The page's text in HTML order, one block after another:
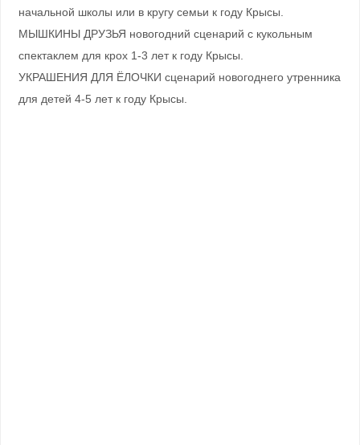
начальной школы или в кругу семьи к году Крысы.
МЫШКИНЫ ДРУЗЬЯ новогодний сценарий с кукольным
спектаклем для крох 1-3 лет к году Крысы.
УКРАШЕНИЯ ДЛЯ ЁЛОЧКИ сценарий новогоднего утренника
для детей 4-5 лет к году Крысы.